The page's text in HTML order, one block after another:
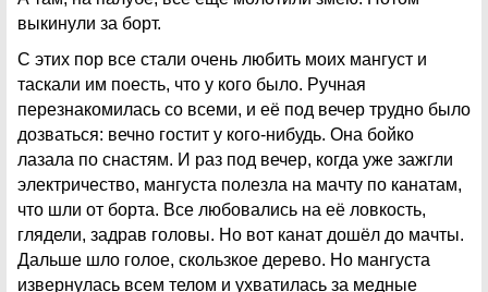
выкинули за борт.
С этих пор все стали очень любить моих мангуст и
таскали им поесть, что у кого было. Ручная
перезнакомилась со всеми, и её под вечер трудно было
дозваться: вечно гостит у кого-нибудь. Она бойко
лазала по снастям. И раз под вечер, когда уже зажгли
электричество, мангуста полезла на мачту по канатам,
что шли от борта. Все любовались на её ловкость,
глядели, задрав головы. Но вот канат дошёл до мачты.
Дальше шло голое, скользкое дерево. Но мангуста
извернулась всем телом и ухватилась за медные